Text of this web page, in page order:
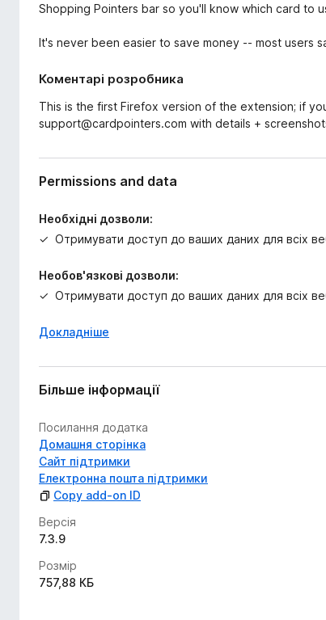
Shopping Pointers bar so you'll know which card to
It's never been easier to save money -- most users
Коментарі розробника
This is the first Firefox version of the extension; if
support@cardpointers.com with details +
Permissions and data
Необхідні дозволи:
Отримувати доступ до ваших даних для всіх
Необов'язкові дозволи:
Отримувати доступ до ваших даних для всіх
Докладніше
Більше інформації
Посилання додатка
Домашня сторінка
Сайт підтримки
Електронна пошта підтримки
Copy add-on ID
Версія
7.3.9
Розмір
757,88 КБ